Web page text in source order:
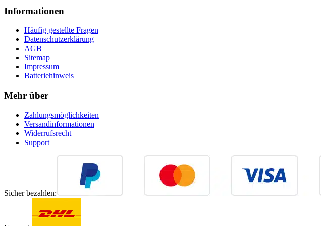
Informationen
Häufig gestellte Fragen
Datenschutzerklärung
AGB
Sitemap
Impressum
Batteriehinweis
Mehr über
Zahlungsmöglichkeiten
Versandinformationen
Widerrufsrecht
Support
Sicher bezahlen: